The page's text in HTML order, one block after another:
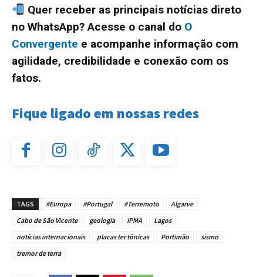
Quer receber as principais notícias direto
no WhatsApp? Acesse o canal do O
Convergente e acompanhe informação com
agilidade, credibilidade e conexão com os
fatos.
Fique ligado em nossas redes
TAGS #Europa #Portugal #Terremoto
Algarve
Cabo de São Vicente
geologia IPMA
Lagos
notícias internacionais
placas tectônicas Portimão
sismo
tremor de terra